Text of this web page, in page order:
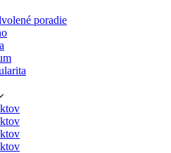
poradie